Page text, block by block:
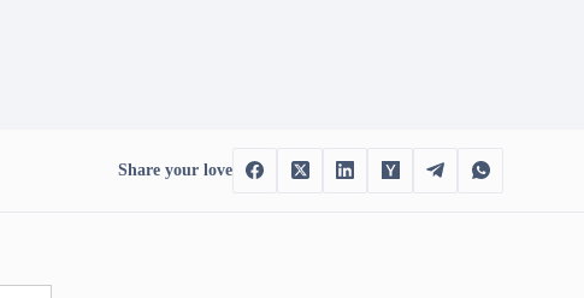
Share your love